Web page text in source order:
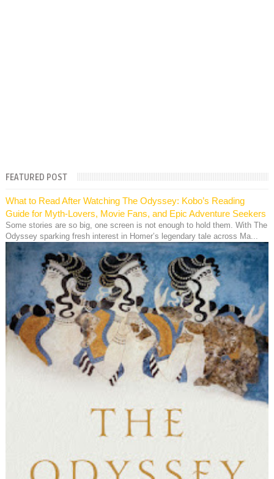
FEATURED POST
What to Read After Watching The Odyssey: Kobo’s Reading
Guide for Myth-Lovers, Movie Fans, and Epic Adventure Seekers
Some stories are so big, one screen is not enough to hold them. With The
Odyssey sparking fresh interest in Homer’s legendary tale across Ma...